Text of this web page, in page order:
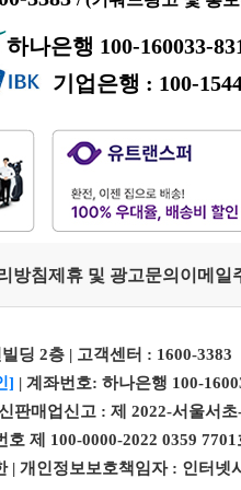
하나은행 100-160033-
기업은행 : 100-
방침제휴 및 광고문의 이메일
딩 2층 | 고객센터 : 1600-3383
] | 계좌번호: 하나은행 100-
판매업신고 : 제 2022-서울서초
제 100-0000-2022 0359 7701
| 개인정보보호책임자 : 인터넷